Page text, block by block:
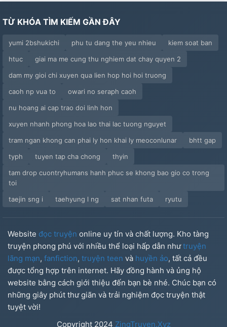
37.
38.
40.
41.
43.
45.
47.
48.
49.
TỪ KHÓA TÌM KIẾM GẦN ĐÂY
yumi 2bshukichi phu tu dang the yeu nhieu
kiem soat ban
htuc
giai ma me cung thu nghiem dat chay quyen 2
dam my gioi chi xuyen qua lien hop hoi hoi truong
caoh np vua to
owari no seraph caoh
nu hoang ai cap trao doi linh hon
xuyen nhanh phong hoa lao thai lac tuong nguyet
tram ngan khong can phai ly hon khai ly meoconlunar
bhtt gap
typh
tuyen tap cha chong
thyin
tam drop cuontryhumans hanh phuc se khong bao gio co trong
toi
taejin sng i
taehyung l ng sat nhan futa ryutu
Website đọc truyện online uy tín và chất lượng. Kho tàng
truyện phong phú với nhiều thể loại hấp dẫn nhưtruyện
lãng mạn, fanfiction, truyện teen và huyền ảo, tất cả đều
được tổng hợp trên internet. Hãy đồng hành và ủng hộ
website bằng cách giới thiệu đến bạn bè nhé. Chúc bạn có
những giây phút thư giãn và trải nghiệm đọc truyện thật
tuyệt vời!
Copyright 2024 ZingTruyen.Xyz